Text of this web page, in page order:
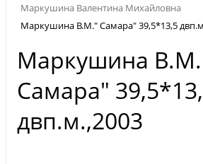
Маркушина Валентина Михайловна
Маркушина В.М." Самара" 39,5*13,5
Маркушина
Самара"
двп.м.,2003